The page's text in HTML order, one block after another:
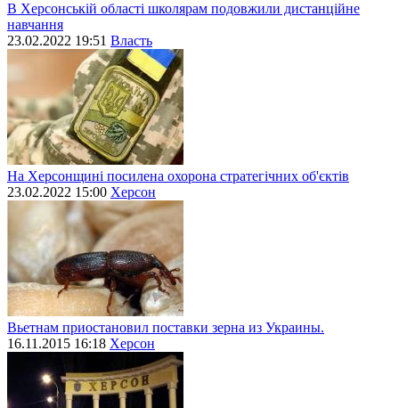
В Херсонській області школярам подовжили дистанційне
навчання
23.02.2022 19:51 Власть
На Херсонщині посилена охорона стратегічних об'єктів
23.02.2022 15:00 Херсон
Вьетнам приостановил поставки зерна из Украины.
16.11.2015 16:18 Херсон